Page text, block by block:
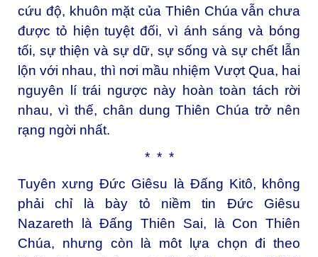
cứu độ, khuôn mặt của Thiên Chúa vẫn chưa
được tỏ hiện tuyệt đối, vì ánh sáng và bóng
tối, sự thiện và sự dữ, sự sống và sự chết lẫn
lộn với nhau, thì nơi mầu nhiệm Vượt Qua, hai
nguyên lí trái ngược này hoàn toàn tách rời
nhau, vì thế, chân dung Thiên Chúa trở nên
rạng ngời nhất.
* * *
Tuyên xưng Đức Giêsu là Đấng Kitô, không
phải chỉ là bày tỏ niềm tin Đức Giêsu
Nazareth là Đấng Thiên Sai, là Con Thiên
Chúa, nhưng còn là môt lựa chọn đi theo